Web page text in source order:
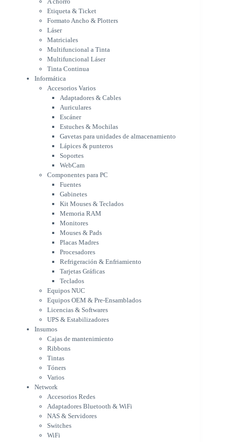
Informática
Accesorios Varios
Adaptadores & Cables
Auriculares
Escáner
Estuches & Mochilas
Gavetas para unidades de
almacenamiento
Lápices & punteros
Soportes
WebCam
Componentes para PC
Fuentes
Gabinetes
Kit Mouses & Teclados
Memoria RAM
Monitores
Mouses & Pads
Placas Madres
Procesadores
Refrigeración & Enfriamiento
Tarjetas Gráficas
Teclados
Equipos NUC
Equipos OEM & Pre-Ensamblados
Licencias & Softwares
UPS & Estabilizadores
Insumos
Cajas de mantenimiento
Ribbons
Tintas
Tóners
Varios
Network
Accesorios Redes
Adaptadores Bluetooth & WiFi
NAS & Servidores
Switches
WiFi
Notebooks & Portátiles
Cargador para notebook
Cooling Pad
PDV
Etiqueta & Ticket
Formato Ancho & Plotters
Láser
Matriciales
Multifuncional a Tinta
Multifuncional Láser
Tinta Continua
Informática
Accesorios Varios
Adaptadores & Cables
Auriculares
Escáner
Estuches & Mochilas
Gavetas para unidades de almacenamiento
Lápices & punteros
Soportes
WebCam
Componentes para PC
Fuentes
Gabinetes
Kit Mouses & Teclados
Memoria RAM
Monitores
Mouses & Pads
Placas Madres
Procesadores
Refrigeración & Enfriamiento
Tarjetas Gráficas
Teclados
Equipos NUC
Equipos OEM & Pre-Ensamblados
Licencias & Softwares
UPS & Estabilizadores
Insumos
Cajas de mantenimiento
Ribbons
Tintas
Tóners
Varios
Network
Accesorios Redes
Adaptadores Bluetooth & WiFi
NAS & Servidores
Switches
WiFi